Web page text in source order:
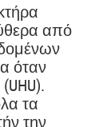
από
όταν
τα
την